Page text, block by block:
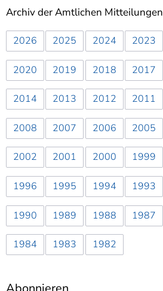
Archiv der Amtlichen Mitteilungen
2026 2025 2024 2023
2020 2019 2018 2017
2014 2013 2012 2011
2008 2007 2006 2005
2002 2001 2000 1999
1996 1995 1994 1993
1990 1989 1988 1987
1984 1983 1982